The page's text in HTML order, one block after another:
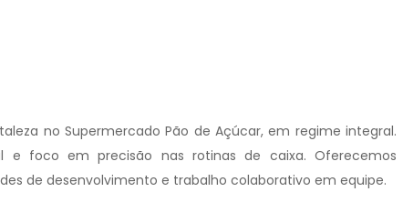
no Supermercado Pão de Açúcar, em regime integral.
e foco em precisão nas rotinas de caixa. Oferecemos
de desenvolvimento e trabalho colaborativo em equipe.